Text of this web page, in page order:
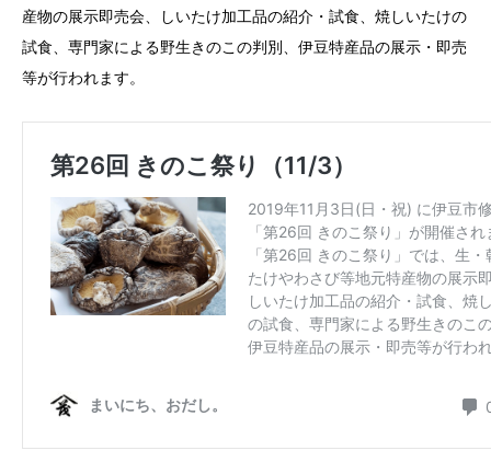
産物の展示即売会、しいたけ加工品の紹介・試食、焼しいたけの
試食、専門家による野生きのこの判別、伊豆特産品の展示・即売
等が行われます。